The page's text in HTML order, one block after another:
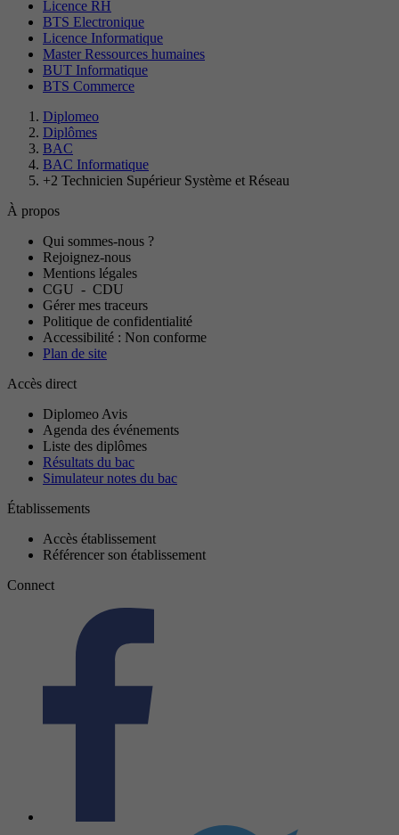
Licence RH
BTS Electronique
Licence Informatique
Master Ressources humaines
BUT Informatique
BTS Commerce
Diplomeo
Diplômes
BAC
BAC Informatique
+2 Technicien Supérieur Système et Réseau
À propos
Qui sommes-nous ?
Rejoignez-nous
Mentions légales
CGU - CDU
Gérer mes traceurs
Politique de confidentialité
Accessibilité : Non conforme
Plan de site
Accès direct
Diplomeo Avis
Agenda des événements
Liste des diplômes
Résultats du bac
Simulateur notes du bac
Établissements
Accès établissement
Référencer son établissement
Connect